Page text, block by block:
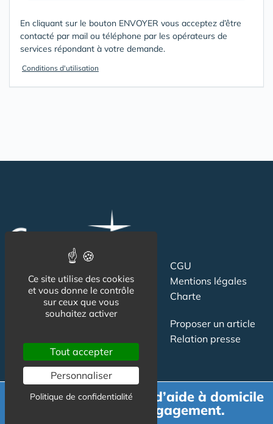
En cliquant sur le bouton ENVOYER vous acceptez d’être
contacté par mail ou téléphone par les opérateurs de
services répondant à votre demande.
Conditions d'utilisation
CGU
Mentions légales
Charte
Publicité
Proposer un article
Relation presse
Demande de devis d’aide à domicile
gratuit et sans engagement.
Ce site utilise des cookies
et vous donne le contrôle
sur ceux que vous
souhaitez activer
Tout accepter
Personnaliser
Politique de confidentialité